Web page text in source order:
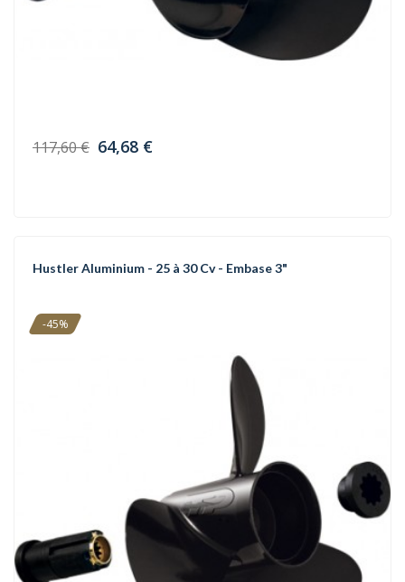
117,60 € 64,68 €
Hustler Aluminium - 25 à 30 Cv - Embase 3"
-45%